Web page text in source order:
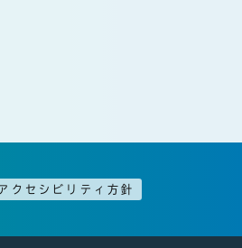
クセシビリティ方針